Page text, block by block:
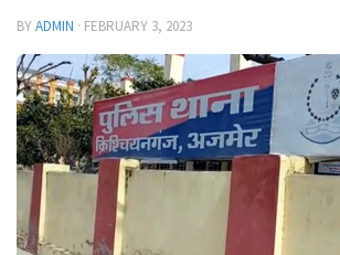
BYADMIN · FEBRUARY 3, 2023